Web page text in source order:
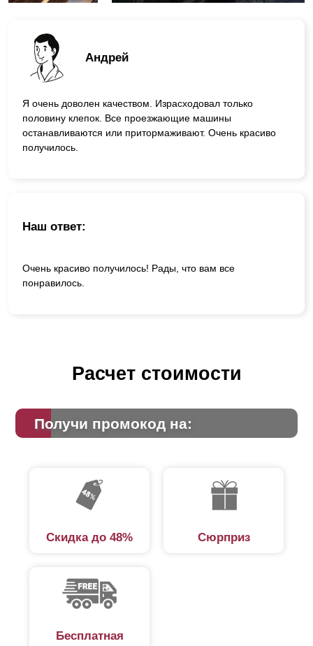
Андрей
Я очень доволен качеством. Израсходовал только
половину клепок. Все проезжающие машины
останавливаются или притормаживают. Очень красиво
получилось.
Наш ответ:
Очень красиво получилось! Рады, что вам все
понравилось.
Расчет стоимости
Получи промокод на:
Скидка до 48% Сюрприз
Бесплатная